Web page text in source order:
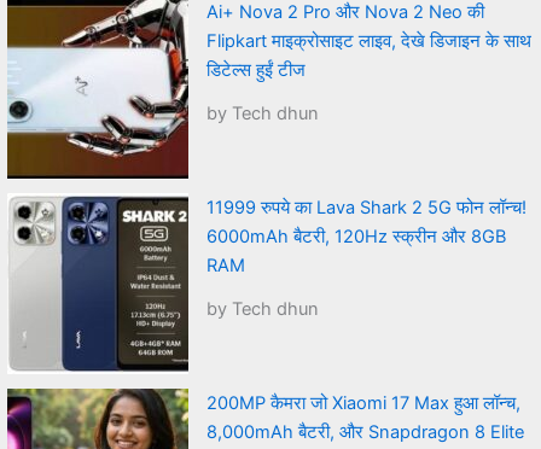
Ai+ Nova 2 Pro और Nova 2 Neo की
Flipkart माइक्रोसाइट लाइव, देखे डिजाइन के साथ
डिटेल्स हुईं टीज
by Tech dhun
11999 रुपये का Lava Shark 2 5G फोन लॉन्च!
6000mAh बैटरी, 120Hz स्क्रीन और 8GB
RAM
by Tech dhun
200MP कैमरा जो Xiaomi 17 Max हुआ लॉन्च,
8,000mAh बैटरी, और Snapdragon 8 Elite